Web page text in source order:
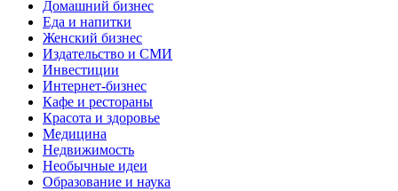
Домашний бизнес
Еда и напитки
Женский бизнес
Издательство и СМИ
Инвестиции
Интернет-бизнес
Кафе и рестораны
Красота и здоровье
Медицина
Недвижимость
Необычные идеи
Образование и наука